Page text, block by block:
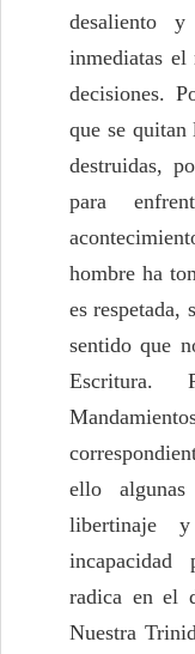
desaliento
inmediatas
decisiones.
que se
destruidas,
para
hombre ha
es respetada,
sentido que
Escritura.
ello
libertinaje
incapacidad
radica en el
Nuestra